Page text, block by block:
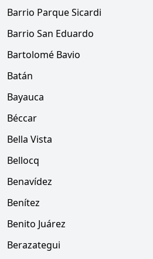
Barrio Parque Sicardi
Barrio San Eduardo
Bartolomé Bavio
Batán
Bayauca
Béccar
Bella Vista
Bellocq
Benavídez
Benítez
Benito Juárez
Berazategui